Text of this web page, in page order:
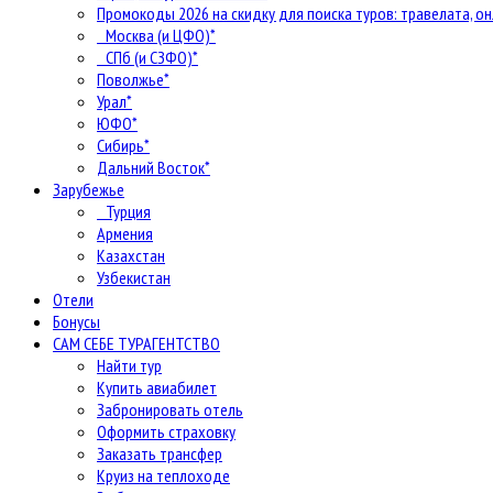
Промокоды 2026 на скидку для поиска туров: травелата,
Москва (и ЦФО)*
СПб (и СЗФО)*
Поволжье*
Урал*
ЮФО*
Сибирь*
Дальний Восток*
Зарубежье
Турция
Армения
Казахстан
Узбекистан
Отели
Бонусы
САМ СЕБЕ ТУРАГЕНТСТВО
Найти тур
Купить авиабилет
Забронировать отель
Оформить страховку
Заказать трансфер
Круиз на теплоходе